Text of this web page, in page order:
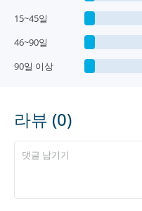
15~45일
46~90일
90일 이상
라뷰 (0)